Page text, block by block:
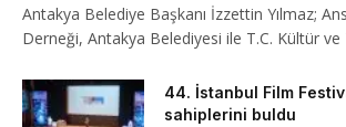
Antakya Belediye Başkanı İzzettin Yılmaz;
Derneği, Antakya Belediyesi ile T.C. Kültür
44. İstanbul Film
sahiplerini buldu